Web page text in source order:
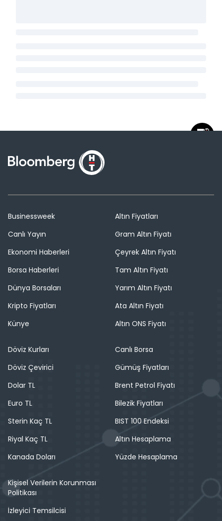
Businessweek
Canlı Yayın
Ekonomi Haberleri
Borsa Haberleri
Dünya Borsaları
Kripto Fiyatları
Künye
Altın Fiyatları
Gram Altın Fiyatı
Çeyrek Altın Fiyatı
Tam Altın Fiyatı
Yarım Altın Fiyatı
Ata Altın Fiyatı
Altın ONS Fiyatı
Döviz Kurları
Döviz Çevirici
Dolar TL
Euro TL
Sterin Kaç TL
Riyal Kaç TL
Kanada Doları
Canlı Borsa
Gümüş Fiyatları
Brent Petrol Fiyatı
Bilezik Fiyatları
BIST 100 Endeksi
Altın Hesaplama
Yüzde Hesaplama
Kişisel Verilerin Korunması
Politikası
İzleyici Temsilcisi